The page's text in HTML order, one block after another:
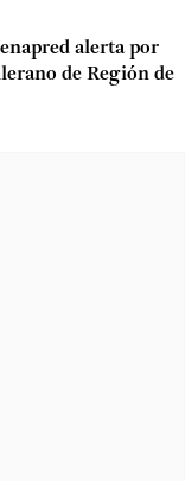
alerta por
de Región de